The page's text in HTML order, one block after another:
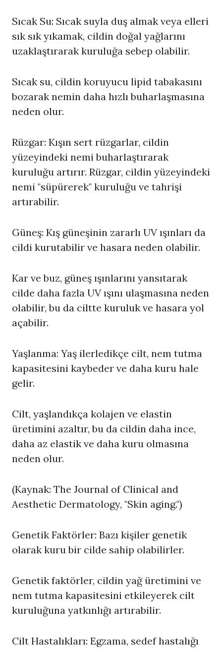
Sıcak Su: Sıcak suyla duş almak veya elleri
sık sık yıkamak, cildin doğal yağlarını
uzaklaştırarak kuruluğa sebep olabilir.
Sıcak su, cildin koruyucu lipid tabakasını
bozarak nemin daha hızlı buharlaşmasına
neden olur.
Rüzgar: Kışın sert rüzgarlar, cildin
yüzeyindeki nemi buharlaştırarak
kuruluğu artırır. Rüzgar, cildin yüzeyindeki
nemi "süpürerek" kuruluğu ve tahrişi
artırabilir.
Güneş: Kış güneşinin zararlı UV ışınları da
cildi kurutabilir ve hasara neden olabilir.
Kar ve buz, güneş ışınlarını yansıtarak
cilde daha fazla UV ışını ulaşmasına neden
olabilir, bu da ciltte kuruluk ve hasara yol
açabilir.
Yaşlanma: Yaş ilerledikçe cilt, nem tutma
kapasitesini kaybeder ve daha kuru hale
gelir.
Cilt, yaşlandıkça kolajen ve elastin
üretimini azaltır, bu da cildin daha ince,
daha az elastik ve daha kuru olmasına
neden olur.
(Kaynak: The Journal of Clinical and
Aesthetic Dermatology, "Skin aging.")
Genetik Faktörler: Bazı kişiler genetik
olarak kuru bir cilde sahip olabilirler.
Genetik faktörler, cildin yağ üretimini ve
nem tutma kapasitesini etkileyerek cilt
kuruluğuna yatkınlığı artırabilir.
Cilt Hastalıkları: Egzama, sedef hastalığı